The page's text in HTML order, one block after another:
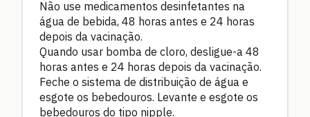
Não use medicamentos desinfetantes na
água de bebida, 48 horas antes e 24 horas
depois da vacinação.
Quando usar bomba de cloro, desligue-a 48
horas antes e 24 horas depois da vacinação.
Feche o sistema de distribuição de água e
esgote os bebedouros. Levante e esgote os
bebedouros do tipo nipple.